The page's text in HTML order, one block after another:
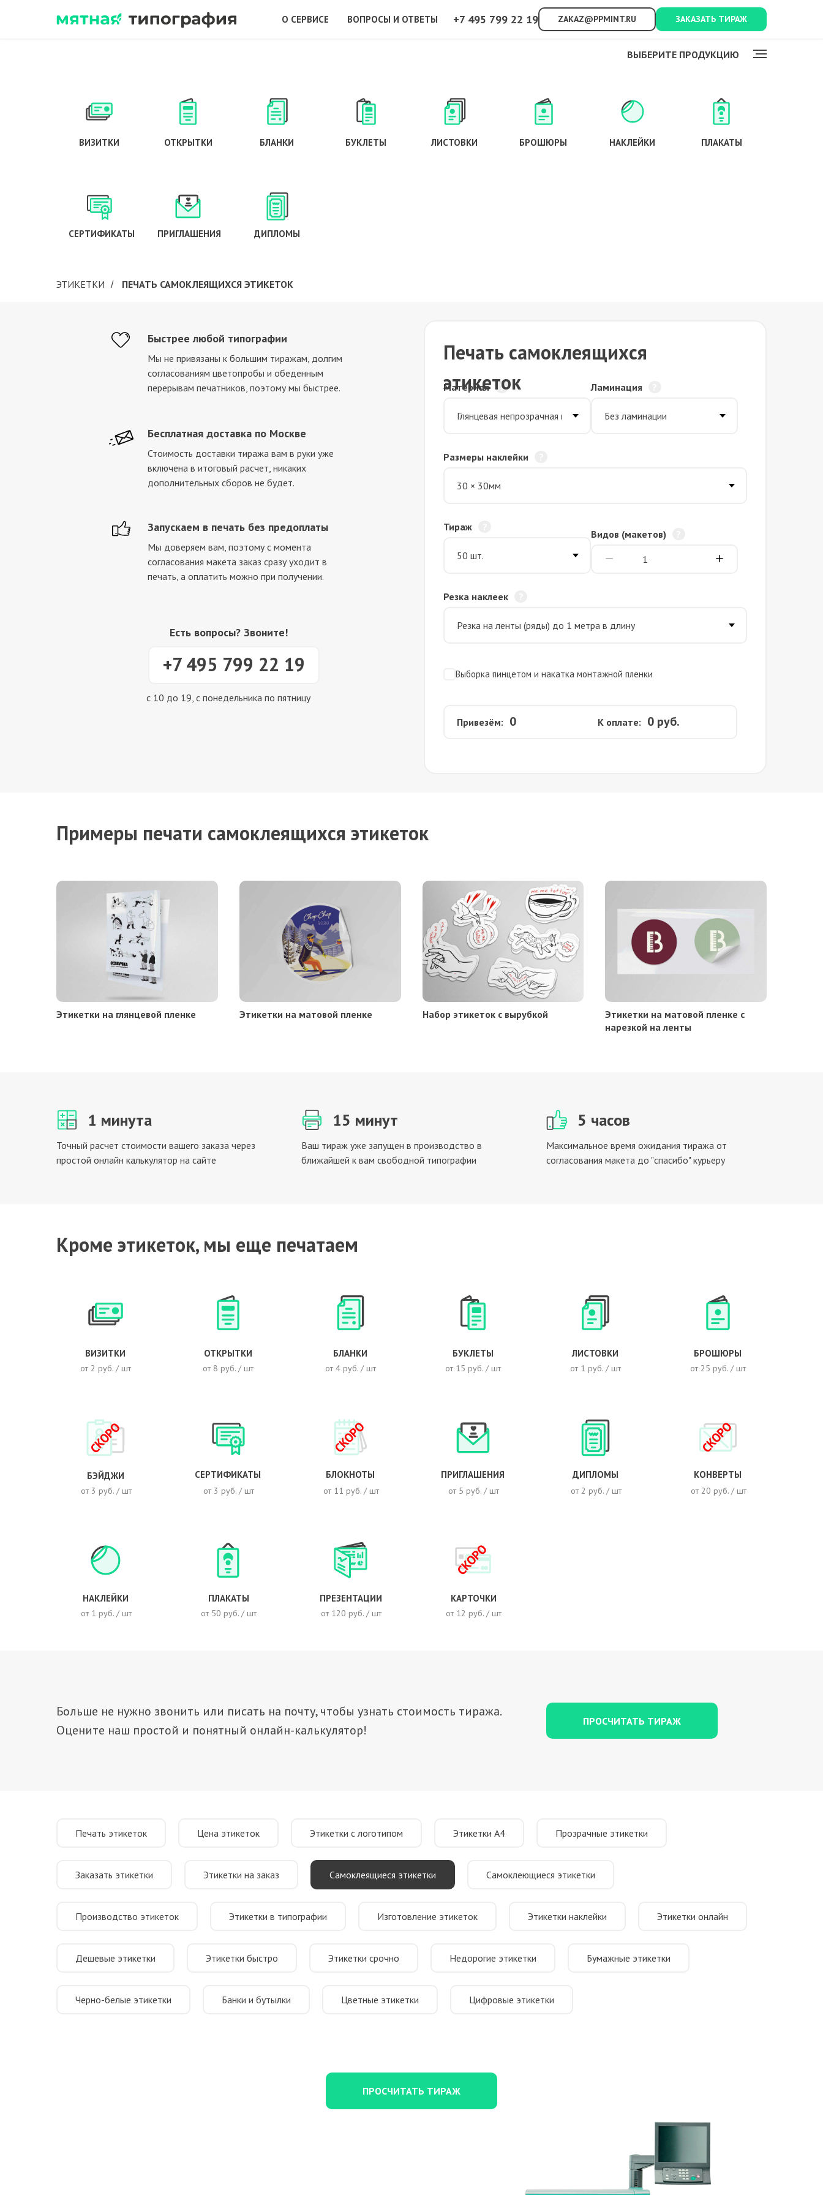
О СЕРВИСЕ ВОПРОСЫ И ОТВЕТЫ +7 495 799 22 19 ZAKAZ@PPMINT.RU ЗАКАЗАТЬ ТИРАЖ
ВЫБЕРИТЕ ПРОДУКЦИЮ
ДИПЛОМЫ
ПРИГЛАШЕНИЯ
СЕРТИФИКАТЫ
ПЛАКАТЫ
НАКЛЕЙКИ
БРОШЮРЫ
ЛИСТОВКИ
БУКЛЕТЫ
БЛАНКИ
ОТКРЫТКИ
ВИЗИТКИ
ЭТИКЕТКИ / ПЕЧАТЬ САМОКЛЕЯЩИХСЯ ЭТИКЕТОК
Быстрее любой типографии
Мы не привязаны к большим тиражам, долгим
согласованиям цветопробы и обеденным
перерывам печатников, поэтому мы быстрее.
Бесплатная доставка по Москве
Стоимость доставки тиража вам в руки уже
включена в итоговый расчет, никаких
дополнительных сборов не будет.
Запускаем в печать без предоплаты
Мы доверяем вам, поэтому с момента
согласования макета заказ сразу уходит в
печать, а оплатить можно при получении.
Есть вопросы? Звоните!
с 10 до 19, с понедельника по пятницу
+7 495 799 22 19
Печать самоклеящихся
этикеток
Материал Ламинация
Размеры наклейки
Тираж
Видов (макетов)
Резка наклеек
Выборка пинцетом и накатка монтажной пленки
Привезём: 0 К оплате: 0 руб.
Примеры печати самоклеящихся этикеток
Этикетки на глянцевой пленке Этикетки на матовой пленке Набор этикеток с вырубкой
Этикетки на матовой пленке с
нарезкой на ленты
1 минута
Точный расчет стоимости вашего заказа через
простой онлайн калькулятор на сайте
15 минут
Ваш тираж уже запущен в производство в
ближайшей к вам свободной типографии
5 часов
Максимальное время ожидания тиража от
согласования макета до "спасибо" курьеру
Кроме этикеток, мы еще печатаем
от 3 руб. / шт
БЭЙДЖИ
от 3 руб. / шт
СЕРТИФИКАТЫ
от 11 руб. / шт
БЛОКНОТЫ
от 5 руб. / шт
ПРИГЛАШЕНИЯ
от 2 руб. / шт
ДИПЛОМЫ
от 20 руб. / шт
КОНВЕРТЫ
от 12 руб. / шт
КАРТОЧКИ
от 120 руб. / шт
ПРЕЗЕНТАЦИИ
от 50 руб. / шт
ПЛАКАТЫ
от 1 руб. / шт
НАКЛЕЙКИ
от 25 руб. / шт
БРОШЮРЫ
от 1 руб. / шт
ЛИСТОВКИ
от 15 руб. / шт
БУКЛЕТЫ
от 4 руб. / шт
БЛАНКИ
от 8 руб. / шт
ОТКРЫТКИ
от 2 руб. / шт
ВИЗИТКИ
СКОРО СКОРО СКОРО
СКОРО
Больше не нужно звонить или писать на почту, чтобы узнать стоимость тиража.
Оцените наш простой и понятный онлайн-калькулятор!
ПРОСЧИТАТЬ ТИРАЖ
Печать этикеток Цена этикеток Этикетки с логотипом Этикетки А4 Прозрачные этикетки
Заказать этикетки Этикетки на заказ Самоклеящиеся этикетки Самоклеющиеся этикетки
Производство этикеток Этикетки в типографии Изготовление этикеток Этикетки наклейки Этикетки онлайн
Дешевые этикетки Этикетки быстро Этикетки срочно Недорогие этикетки Бумажные этикетки
Черно-белые этикетки Банки и бутылки Цветные этикетки Цифровые этикетки
ПРОСЧИТАТЬ ТИРАЖ